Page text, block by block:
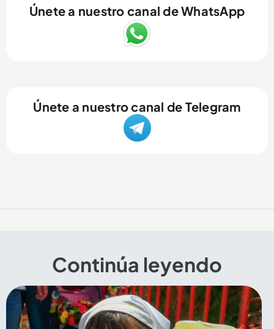
Únete a nuestro canal de WhatsApp
Únete a nuestro canal de Telegram
Continúa leyendo